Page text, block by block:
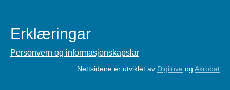
Erklæringar
Personvern og informasjonskapslar
Nettsidene er utviklet av Digilove og Akrobat